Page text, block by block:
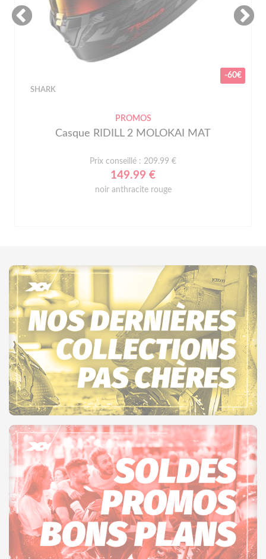
-60€
SHARK
PROMOS
Casque RIDILL 2 MOLOKAI MAT
Prix conseillé : 209.99 €
149.99 €
noir anthracite rouge